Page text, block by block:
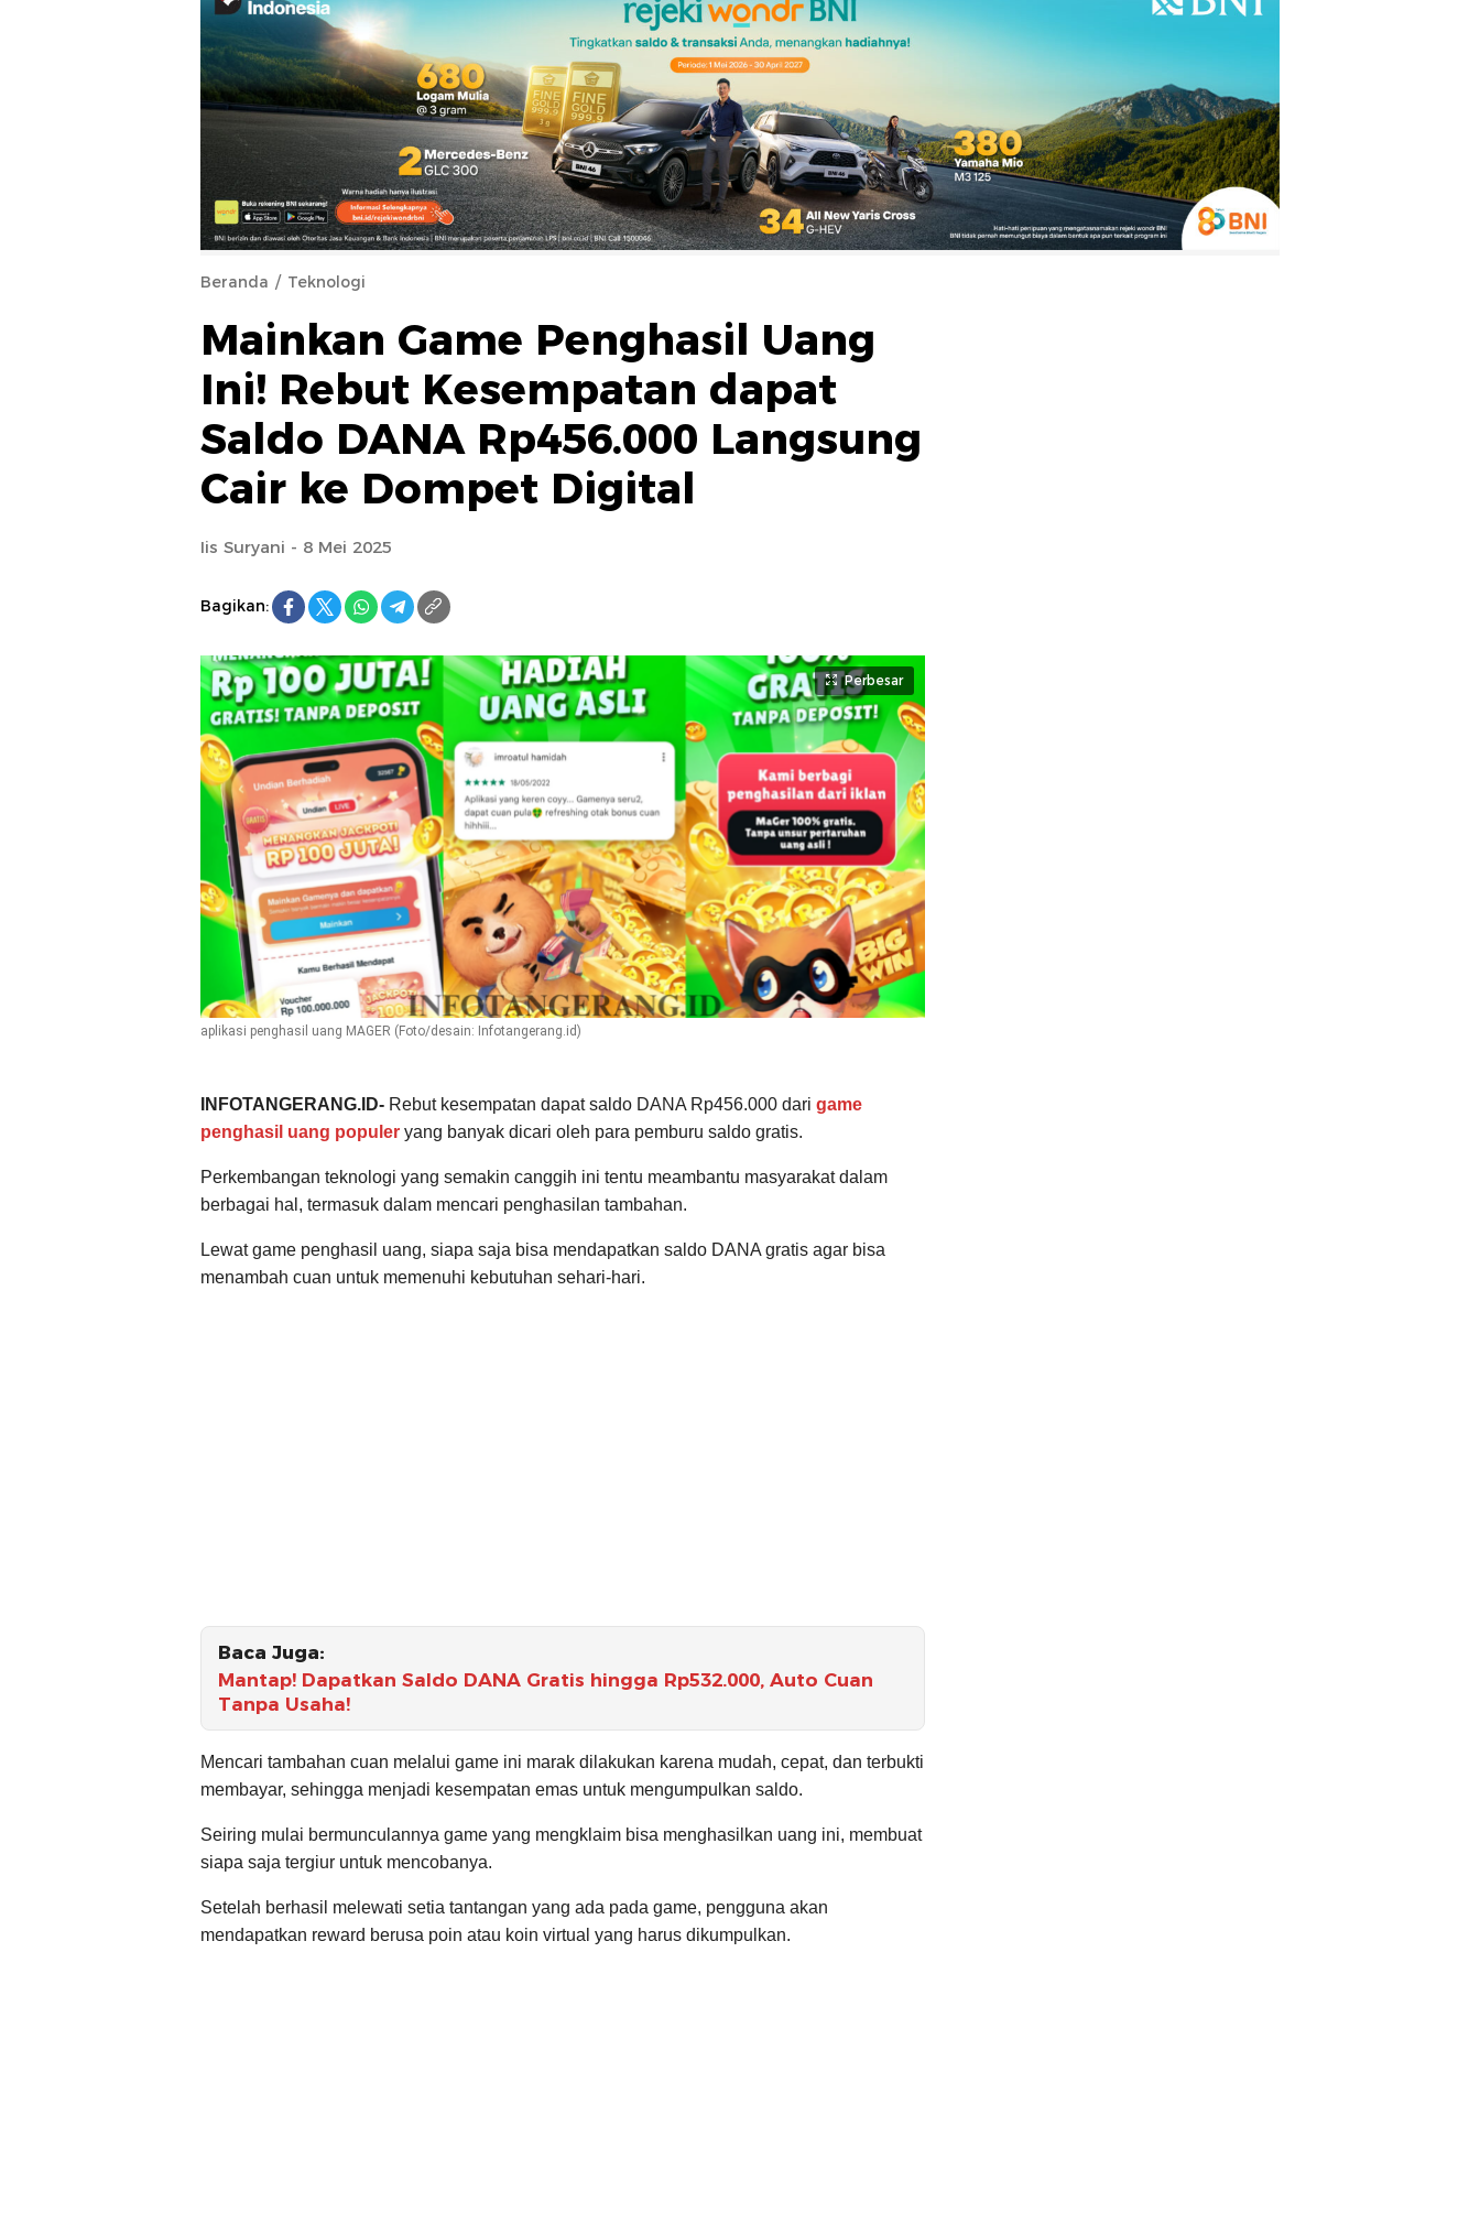
Beranda Teknologi
Mainkan Game Penghasil Uang
Ini! Rebut Kesempatan dapat
Saldo DANA Rp456.000 Langsung
Cair ke Dompet Digital
Iis Suryani - 8 Mei 2025
Bagikan:
Perbesar
aplikasi penghasil uang MAGER (Foto/desain: Infotangerang.id)
INFOTANGERANG.ID- Rebut kesempatan dapat saldo DANA Rp456.000 dari game
penghasil uang populer yang banyak dicari oleh para pemburu saldo gratis.
Perkembangan teknologi yang semakin canggih ini tentu meambantu masyarakat dalam
berbagai hal, termasuk dalam mencari penghasilan tambahan.
Lewat game penghasil uang, siapa saja bisa mendapatkan saldo DANA gratis agar bisa
menambah cuan untuk memenuhi kebutuhan sehari-hari.
Baca Juga:
Mantap! Dapatkan Saldo DANA Gratis hingga Rp532.000, Auto Cuan
Tanpa Usaha!
Mencari tambahan cuan melalui game ini marak dilakukan karena mudah, cepat, dan terbukti
membayar, sehingga menjadi kesempatan emas untuk mengumpulkan saldo.
Seiring mulai bermunculannya game yang mengklaim bisa menghasilkan uang ini, membuat
siapa saja tergiur untuk mencobanya.
Setelah berhasil melewati setia tantangan yang ada pada game, pengguna akan
mendapatkan reward berusa poin atau koin virtual yang harus dikumpulkan.